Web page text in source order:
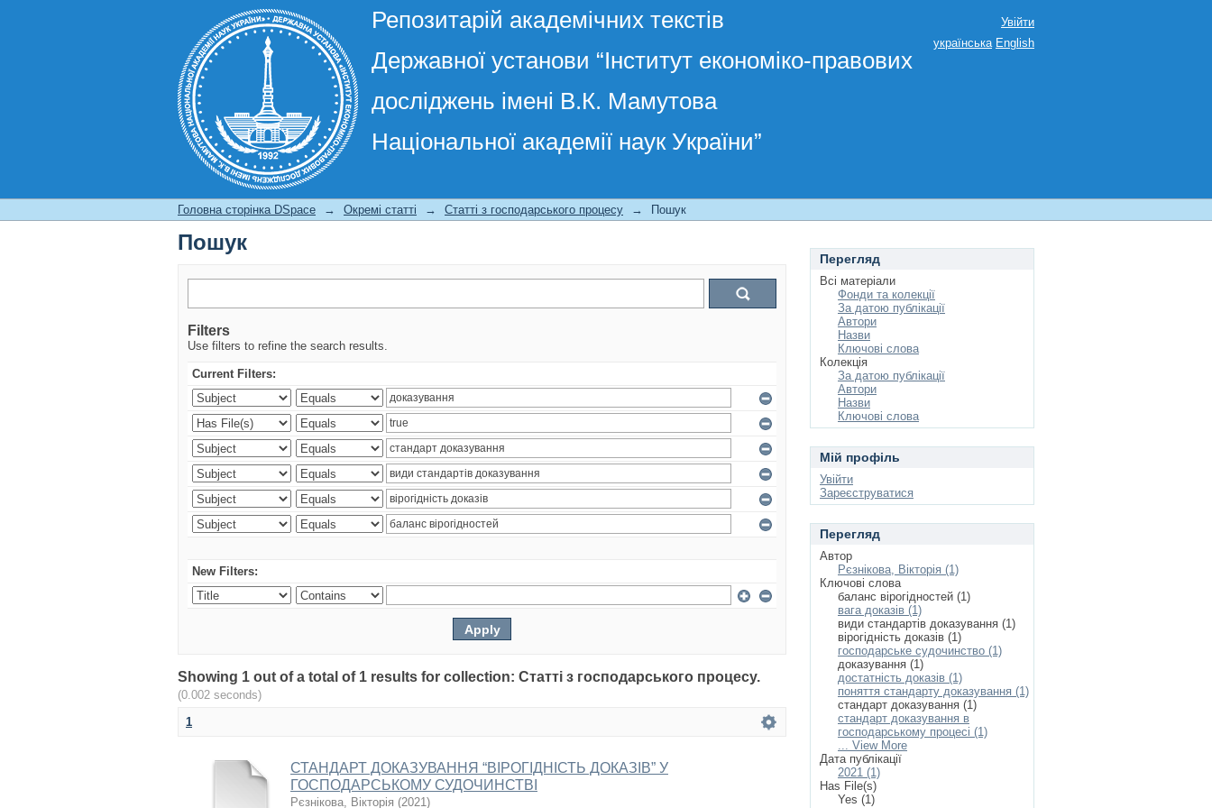
Репозитарій академічних текстів
Державної установи “Інститут економіко-правових
досліджень імені В.К. Мамутова
Національної академії наук України”
Пошук
Увійти
українська English
Головна сторінка DSpace → Окремі статті → Статті з господарського процесу → Пошук
Пошук
Filters
Use filters to refine the search results.
Current Filters:
New Filters:
Showing 1 out of a total of 1 results for collection: Статті з господарського процесу.
(0.002 seconds)
1
СТАНДАРТ ДОКАЗУВАННЯ “ВІРОГІДНІСТЬ ДОКАЗІВ” У
ГОСПОДАРСЬКОМУ СУДОЧИНСТВІ
Рєзнікова, Вікторія (2021)
Перегляд
Всі матеріали
Фонди та колекції
За датою публікації
Автори
Назви
Ключові слова
Колекція
За датою публікації
Автори
Назви
Ключові слова
Мій профіль
Увійти
Зареєструватися
Перегляд
Автор
Рєзнікова, Вікторія (1)
Ключові слова
баланс вірогідностей (1)
вага доказів (1)
види стандартів доказування (1)
вірогідність доказів (1)
господарське судочинство (1)
доказування (1)
достатність доказів (1)
поняття стандарту доказування (1)
стандарт доказування (1)
стандарт доказування в
господарському процесі (1)
... View More
Дата публікації
2021 (1)
Has File(s)
Yes (1)